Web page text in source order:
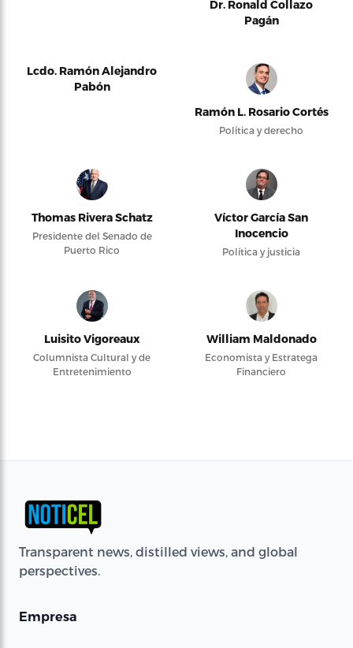
Dr. Ronald Collazo
Pagán
Lcdo. Ramón Alejandro
Pabón
Ramón L. Rosario Cortés
Política y derecho
Thomas Rivera Schatz
Presidente del Senado de
Puerto Rico
Víctor García San
Inocencio
Política y justicia
Luisito Vigoreaux
Columnista Cultural y de
Entretenimiento
William Maldonado
Economista y Estratega
Financiero
Transparent news, distilled views, and global
perspectives.
Empresa